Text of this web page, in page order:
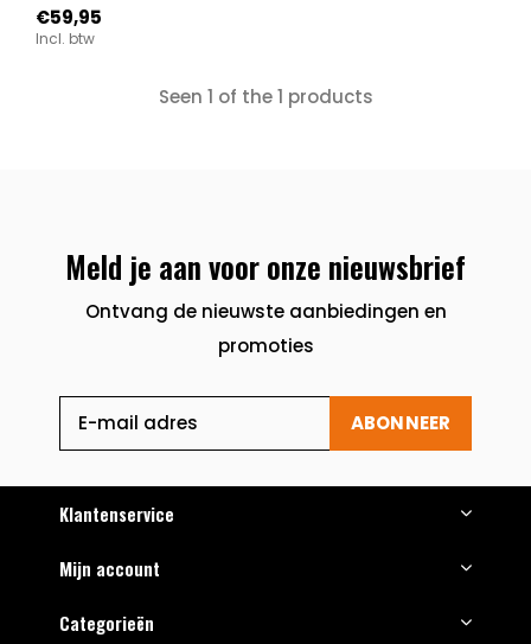
€59,95
Incl. btw
Seen 1 of the 1 products
Meld je aan voor onze nieuwsbrief
Ontvang de nieuwste aanbiedingen en
promoties
ABONNEER
Klantenservice
Mijn account
Categorieën